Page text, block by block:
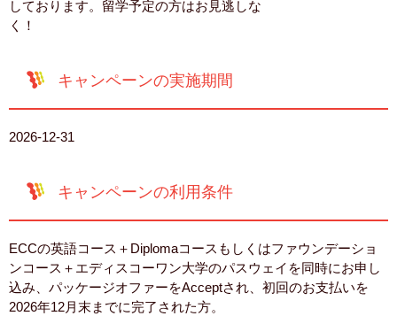
しております。留学予定の方はお見逃しな
く！
キャンペーンの実施期間
2026-12-31
キャンペーンの利用条件
ECCの英語コース＋Diplomaコースもしくはファウンデーショ
ンコース＋エディスコーワン大学のパスウェイを同時にお申し
込み、パッケージオファーをAcceptされ、初回のお支払いを
2026年12月末までに完了された方。